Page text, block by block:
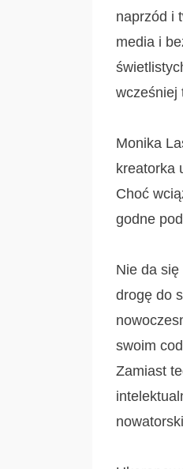
naprzód i
media i
wcześniej
Monika
kreatorka
Choć
godne
Nie da
drogę do
swoim
Zamiast